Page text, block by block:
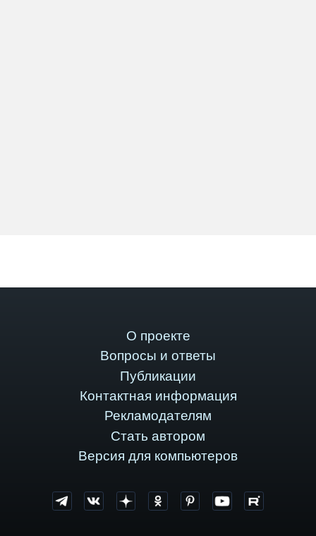
О проекте
Вопросы и ответы
Публикации
Контактная информация
Рекламодателям
Стать автором
Версия для компьютеров